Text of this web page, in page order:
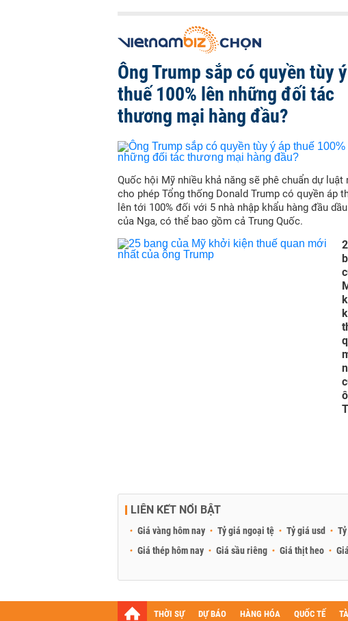
Ông Trump sắp có quyền tùy
thuế 100% lên những đối tác
thương mại hàng đầu?
Quốc hội Mỹ nhiều khả năng sẽ phê chuẩn dự luật
cho phép Tổng thống Donald Trump có quyền áp
lên tới 100% đối với 5 nhà nhập khẩu hàng đầu
của Nga, có thể bao gồm cả Trung Quốc.
LIÊN KẾT NỔI BẬT
Giá vàng hôm nay Tỷ giá ngoại tệ Tỷ giá usd
Giá thép hôm nay
Giá sầu riêng Giá thịt heo
THỜI SỰ DỰ BÁO HÀNG HÓA QUỐC TẾ